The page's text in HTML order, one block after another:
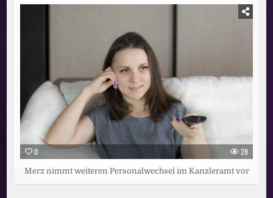
0 28
Merz nimmt weiteren Personalwechsel im Kanzleramt vor